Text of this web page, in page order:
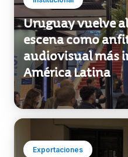
Institucional
Uruguay vuelve
escena como
audiovisual más
América Latina